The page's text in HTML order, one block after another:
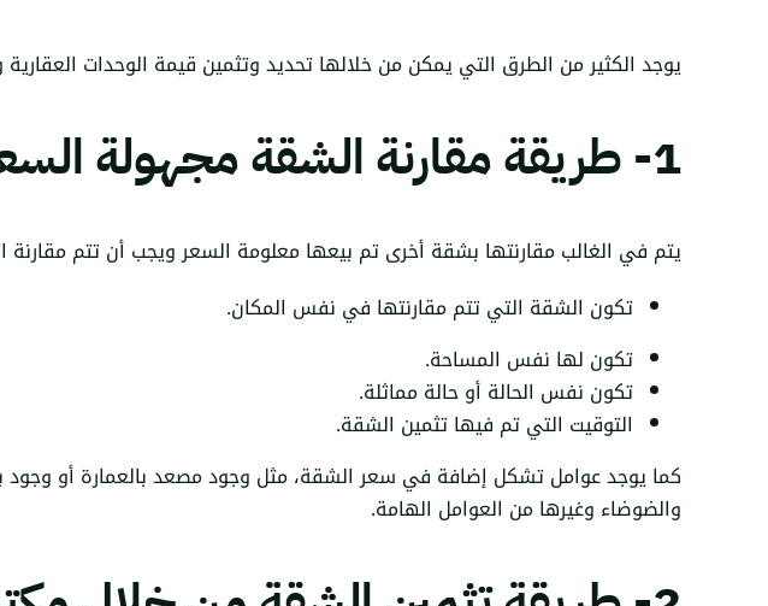
يوجد الكثير من الطرق التي يمكن من خلالها تحديد وتثمين قيمة الوحدات
1- طريقة مقارنة الشقة مجهولة السعر
يتم في الغالب مقارنتها بشقة أخرى تم بيعها معلومة السعر ويجب أن تتم مقارنة
تكون الشقة التي تتم مقارنتها في نفس المكان.
تكون لها نفس المساحة.
تكون نفس الحالة أو حالة مماثلة.
التوقيت التي تم فيها تثمين الشقة.
كما يوجد عوامل تشكل إضافة في سعر الشقة، مثل وجود مصعد بالعمارة أو وجود
والضوضاء وغيرها من العوامل الهامة.